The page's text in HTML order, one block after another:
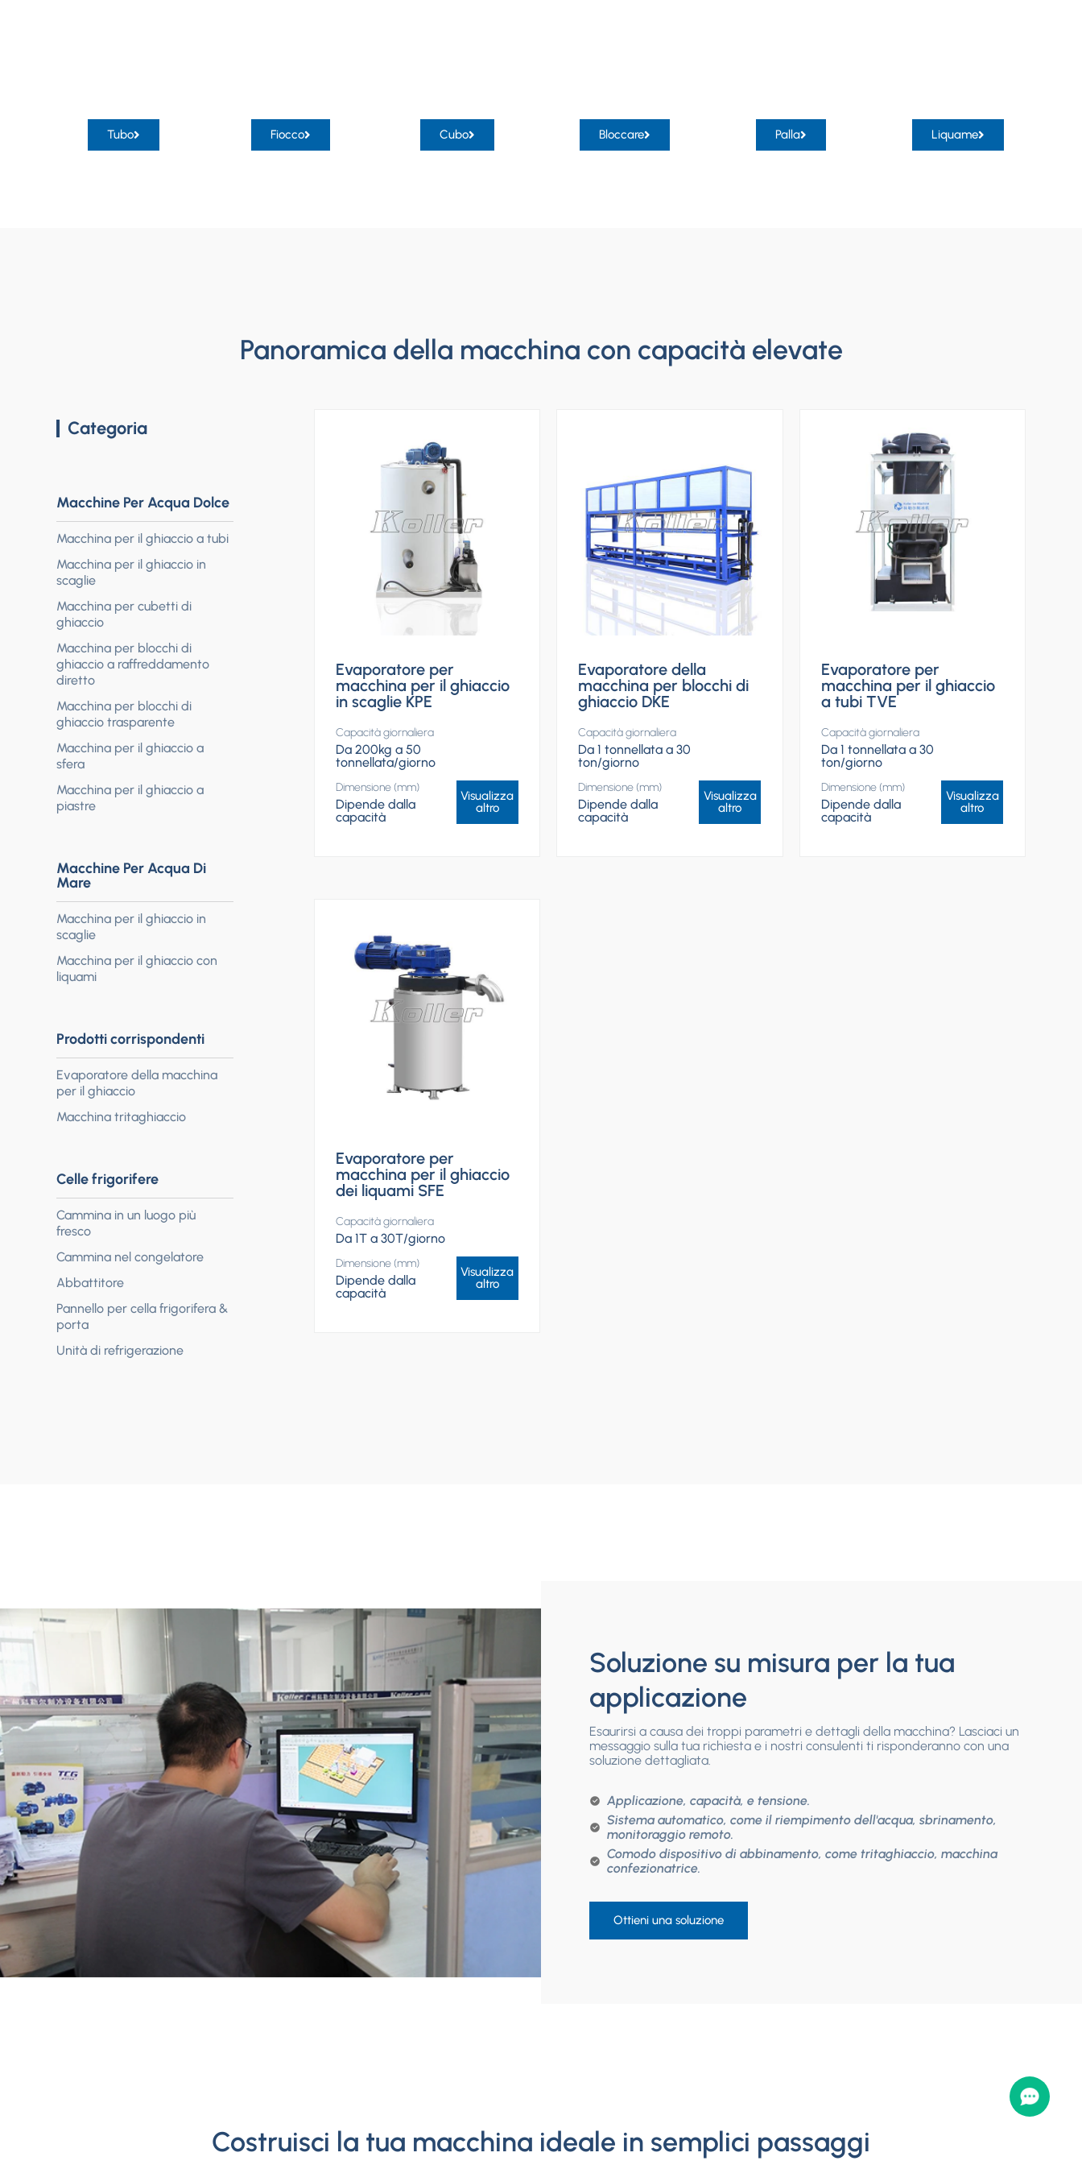
Tubo Fiocco Cubo Bloccare Palla Liquame
Panoramica della macchina con capacità elevate
Categoria
Macchine Per Acqua Dolce
Macchina per il ghiaccio a tubi
Macchina per il ghiaccio in
scaglie
Macchina per cubetti di
ghiaccio
Macchina per blocchi di
ghiaccio a raffreddamento
diretto
Macchina per blocchi di
ghiaccio trasparente
Macchina per il ghiaccio a
sfera
Macchina per il ghiaccio a
piastre
Macchine Per Acqua Di
Mare
Macchina per il ghiaccio in
scaglie
Macchina per il ghiaccio con
liquami
Prodotti corrispondenti
Evaporatore della macchina
per il ghiaccio
Macchina tritaghiaccio
Celle frigorifere
Cammina in un luogo più
fresco
Cammina nel congelatore
Abbattitore
Pannello per cella frigorifera &
porta
Unità di refrigerazione
Evaporatore per
macchina per il ghiaccio
in scaglie KPE
Capacità giornaliera
Da 200kg a 50
tonnellata/giorno
Dimensione (mm)
Dipende dalla
capacità
Visualizza
altro
Evaporatore della
macchina per blocchi di
ghiaccio DKE
Capacità giornaliera
Da 1 tonnellata a 30
ton/giorno
Dimensione (mm)
Dipende dalla
capacità
Visualizza
altro
Evaporatore per
macchina per il ghiaccio
a tubi TVE
Capacità giornaliera
Da 1 tonnellata a 30
ton/giorno
Dimensione (mm)
Dipende dalla
capacità
Visualizza
altro
Evaporatore per
macchina per il ghiaccio
dei liquami SFE
Capacità giornaliera
Da 1T a 30T/giorno
Dimensione (mm)
Dipende dalla
capacità
Visualizza
altro
Soluzione su misura per la tua
applicazione
Esaurirsi a causa dei troppi parametri e dettagli della macchina? Lasciaci un
messaggio sulla tua richiesta e i nostri consulenti ti risponderanno con una
soluzione dettagliata.
Applicazione, capacità, e tensione.
Sistema automatico, come il riempimento dell'acqua, sbrinamento,
monitoraggio remoto.
Comodo dispositivo di abbinamento, come tritaghiaccio, macchina
confezionatrice.
Ottieni una soluzione
Costruisci la tua macchina ideale in semplici passaggi